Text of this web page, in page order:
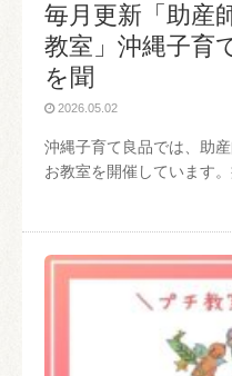
毎月更新「助産
教室」沖縄子育
を聞
2026.05.02
沖縄子育て良品では、助
お教室を開催しています